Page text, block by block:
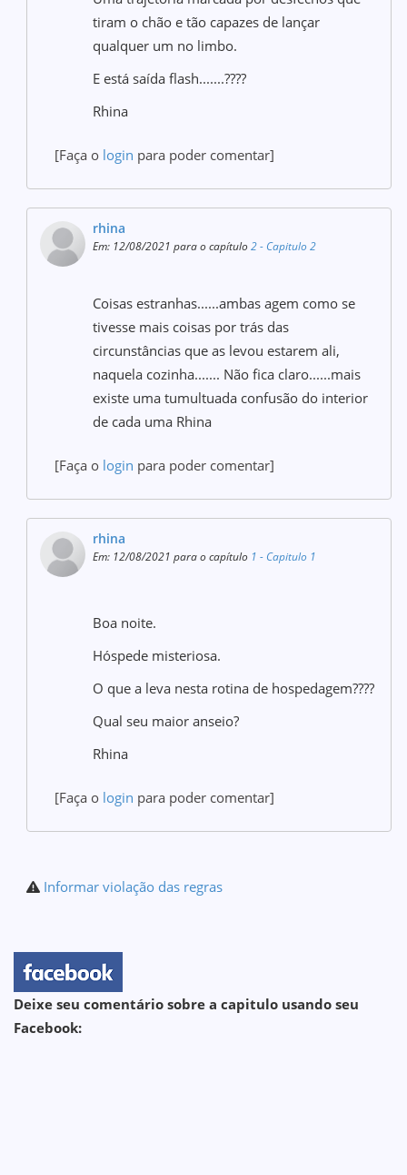
tiram o chão e tão capazes de lançar
qualquer um no limbo.
E está saída flash.......????
Rhina
[Faça o login para poder comentar]
rhina
Em: 12/08/2021 para o capítulo2 - Capitulo 2
Coisas estranhas......ambas agem como se
tivesse mais coisas por trás das
circunstâncias que as levou estarem ali,
naquela cozinha....... Não fica claro......mais
existe uma tumultuada confusão do interior
de cada uma Rhina
[Faça o login para poder comentar]
rhina
Em: 12/08/2021 para o capítulo 1 - Capitulo 1
Boa noite.
Hóspede misteriosa.
O que a leva nesta rotina de hospedagem????
Qual seu maior anseio?
Rhina
[Faça o login para poder comentar]
Informar violação das regras
Deixe seu comentário sobre a capitulo usando seu
Facebook: